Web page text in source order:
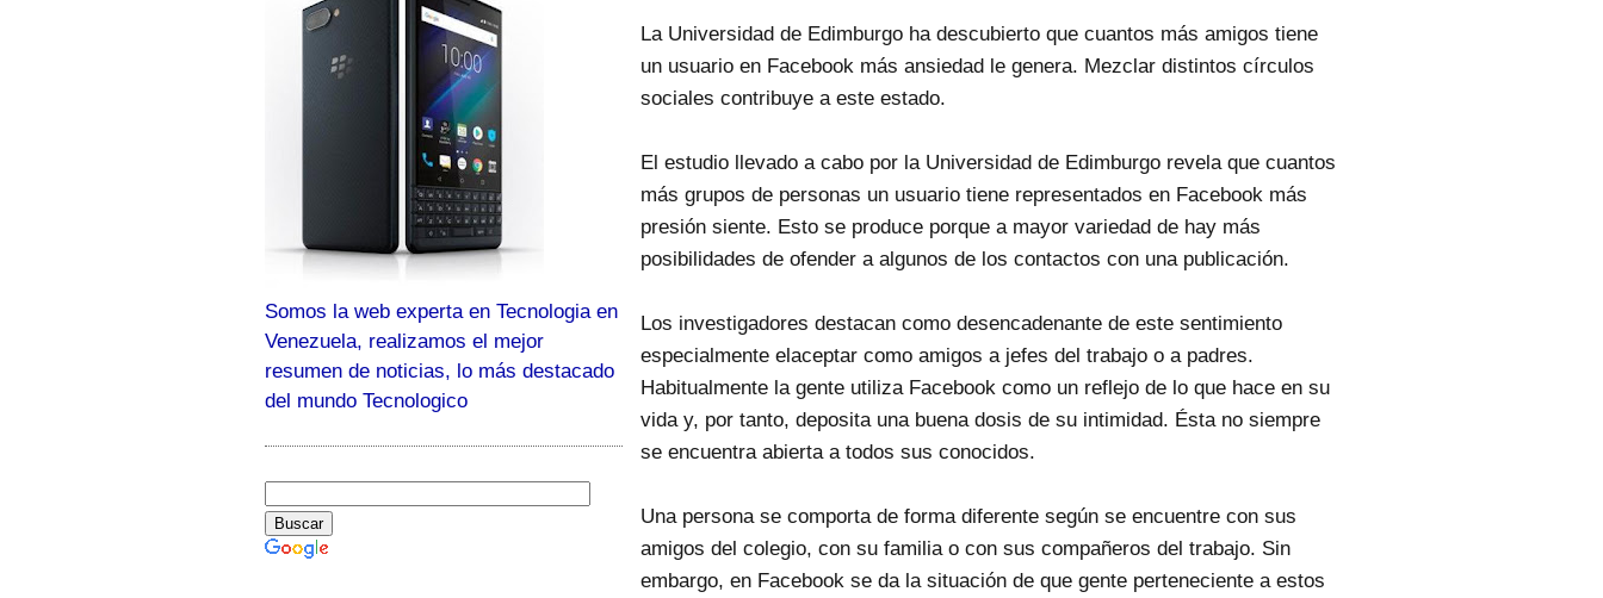
La Universidad de Edimburgo ha descubierto que cuantos más amigos tiene
un usuario en Facebook más ansiedad le genera. Mezclar distintos círculos
sociales contribuye a este estado.
El estudio llevado a cabo por la Universidad de Edimburgo revela que cuantos
más grupos de personas un usuario tiene representados en Facebook más
presión siente. Esto se produce porque a mayor variedad de hay más
posibilidades de ofender a algunos de los contactos con una publicación.
Los investigadores destacan como desencadenante de este sentimiento
especialmente elaceptar como amigos a jefes del trabajo o a padres.
Habitualmente la gente utiliza Facebook como un reflejo de lo que hace en su
vida y, por tanto, deposita una buena dosis de su intimidad. Ésta no siempre
se encuentra abierta a todos sus conocidos.
Una persona se comporta de forma diferente según se encuentre con sus
amigos del colegio, con su familia o con sus compañeros del trabajo. Sin
embargo, en Facebook se da la situación de que gente perteneciente a estos
Somos la web experta en Tecnologia en
Venezuela, realizamos el mejor
resumen de noticias, lo más destacado
del mundo Tecnologico